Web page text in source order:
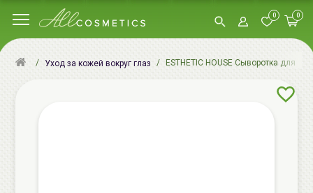
0 0
Уход за кожей вокруг глаз ESTHETIC HOUSE Сыворотка для